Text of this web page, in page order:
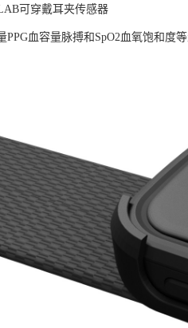
可穿戴耳夹传感器
PPG血容量脉搏和SpO2血氧饱和度